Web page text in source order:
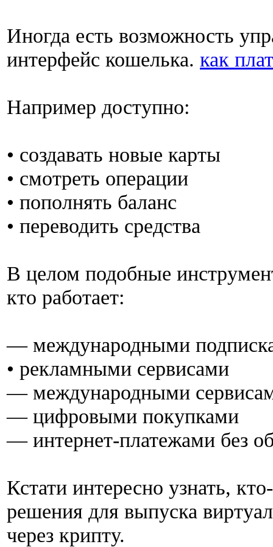
Иногда есть возможность
интерфейс кошелька. как
Например доступно:
• создавать новые карты
• смотреть операции
• пополнять баланс
• переводить средства
В целом подобные
кто работает:
— международными
• рекламными сервисами
— международными
— цифровыми покупками
— интернет-платежами без
Кстати интересно узнать,
решения для выпуска
через крипту.